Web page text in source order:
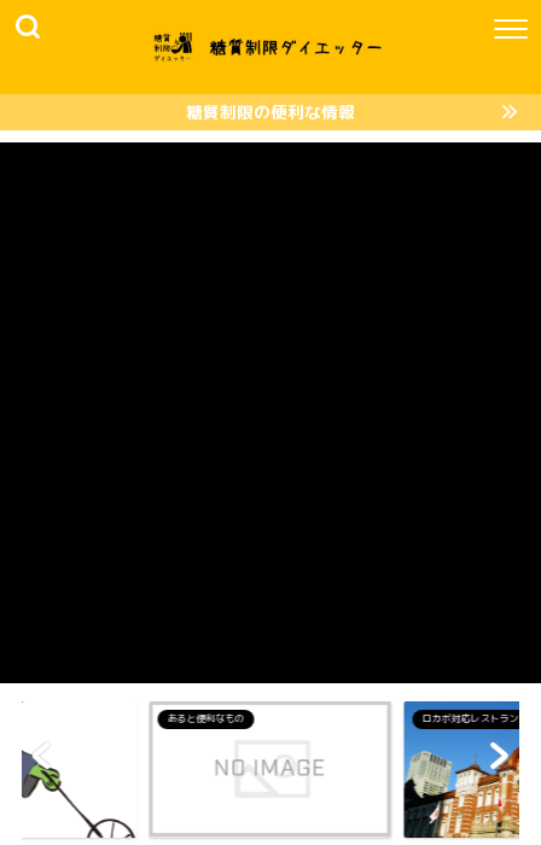
糖質制限の便利な情報
あると便利なもの ロカボ対応レストラン